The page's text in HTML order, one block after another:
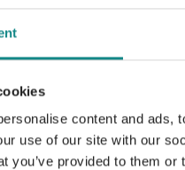
content and ads,
use of our site with our
you’ve provided to them
denen